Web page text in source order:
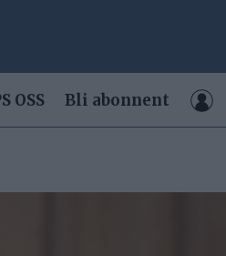
OSS Bli abonnent